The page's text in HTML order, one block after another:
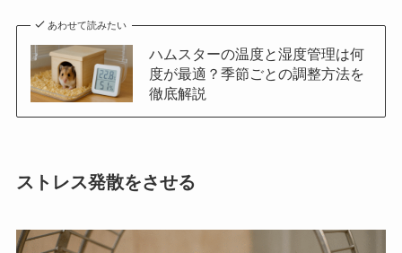
あわせて読みたい
ハムスターの温度と湿度管理は何
度が最適？季節ごとの調整方法を
徹底解説
ストレス発散をさせる